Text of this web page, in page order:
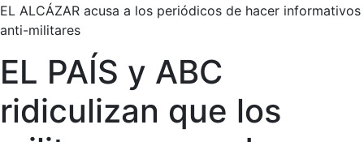
EL ALCÁZAR acusa a los periódicos de hacer informativos
anti-militares
EL PAÍS y ABC
ridiculizan que los